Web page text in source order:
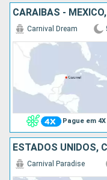
CARAIBAS -
Pague em 4X
Carnival Dream
Carnival Paradise